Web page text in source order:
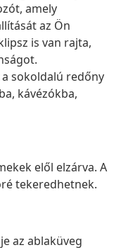
amely
az Ön
is van rajta,
a sokoldalú redőny
kávézókba,
elől elzárva. A
tekeredhetnek.
az ablaküveg